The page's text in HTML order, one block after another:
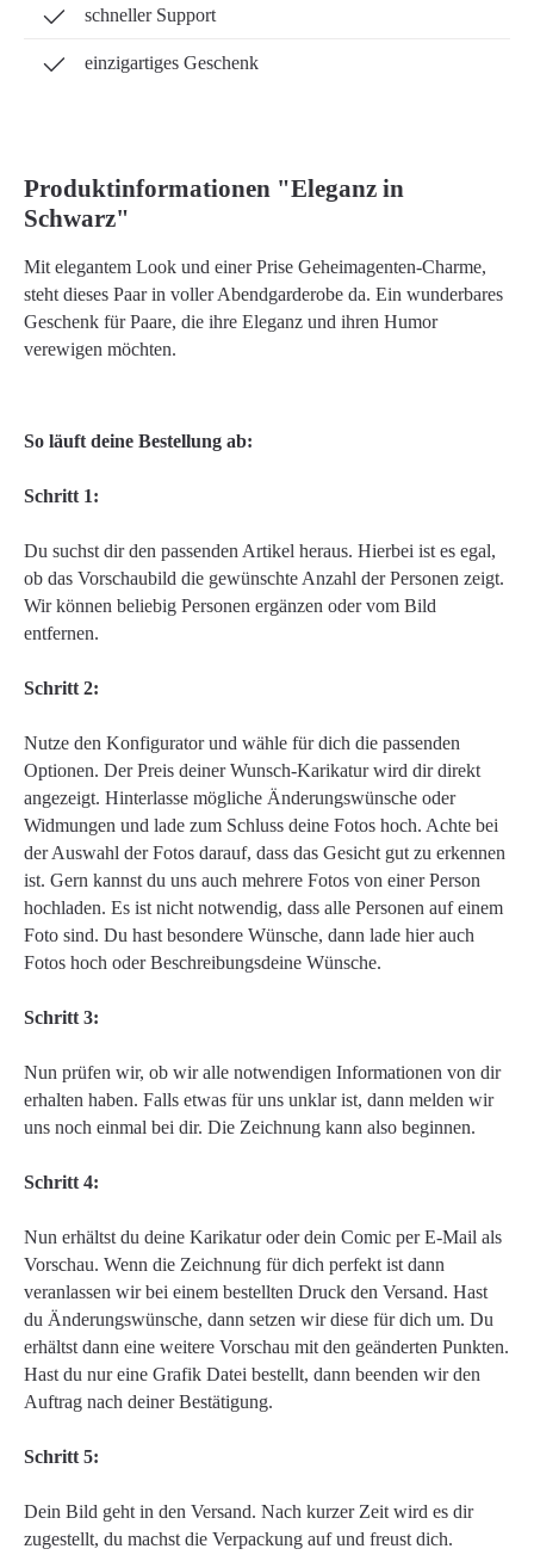
schneller Support
einzigartiges Geschenk
Produktinformationen "Eleganz in
Schwarz"
Mit elegantem Look und einer Prise Geheimagenten-Charme,
steht dieses Paar in voller Abendgarderobe da. Ein wunderbares
Geschenk für Paare, die ihre Eleganz und ihren Humor
verewigen möchten.
So läuft deine Bestellung ab:
Schritt 1:
Du suchst dir den passenden Artikel heraus. Hierbei ist es egal,
ob das Vorschaubild die gewünschte Anzahl der Personen zeigt.
Wir können beliebig Personen ergänzen oder vom Bild
entfernen.
Schritt 2:
Nutze den Konfigurator und wähle für dich die passenden
Optionen. Der Preis deiner Wunsch-Karikatur wird dir direkt
angezeigt. Hinterlasse mögliche Änderungswünsche oder
Widmungen und lade zum Schluss deine Fotos hoch. Achte bei
der Auswahl der Fotos darauf, dass das Gesicht gut zu erkennen
ist. Gern kannst du uns auch mehrere Fotos von einer Person
hochladen. Es ist nicht notwendig, dass alle Personen auf einem
Foto sind. Du hast besondere Wünsche, dann lade hier auch
Fotos hoch oder Beschreibungsdeine Wünsche.
Schritt 3:
Nun prüfen wir, ob wir alle notwendigen Informationen von dir
erhalten haben. Falls etwas für uns unklar ist, dann melden wir
uns noch einmal bei dir. Die Zeichnung kann also beginnen.
Schritt 4:
Nun erhältst du deine Karikatur oder dein Comic per E-Mail als
Vorschau. Wenn die Zeichnung für dich perfekt ist dann
veranlassen wir bei einem bestellten Druck den Versand. Hast
du Änderungswünsche, dann setzen wir diese für dich um. Du
erhältst dann eine weitere Vorschau mit den geänderten Punkten.
Hast du nur eine Grafik Datei bestellt, dann beenden wir den
Auftrag nach deiner Bestätigung.
Schritt 5:
Dein Bild geht in den Versand. Nach kurzer Zeit wird es dir
zugestellt, du machst die Verpackung auf und freust dich.